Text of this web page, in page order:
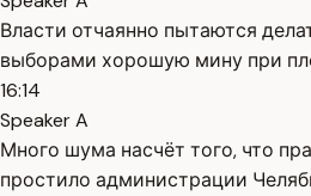
Власти отчаянно пытаются
выборами хорошую мину при
16:14
Speaker A
Много шума насчёт того, что
простило администрации